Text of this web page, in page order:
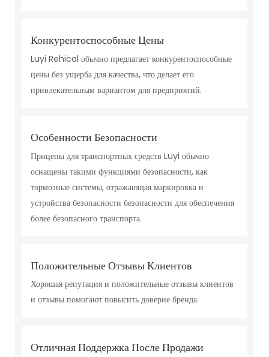
Конкурентоспособные Цены
Luyi Rehical обычно предлагает конкурентоспособные
цены без ущерба для качества, что делает его
привлекательным вариантом для предприятий.
Особенности Безопасности
Прицепы для транспортных средств Luyi обычно
оснащены такими функциями безопасности, как
тормозные системы, отражающая маркировка и
устройства безопасности безопасности для обеспечения
более безопасного транспорта.
Положительные Отзывы Клиентов
Хорошая репутация и положительные отзывы клиентов
и отзывы помогают повысить доверие бренда.
Отличная Поддержка После Продажи